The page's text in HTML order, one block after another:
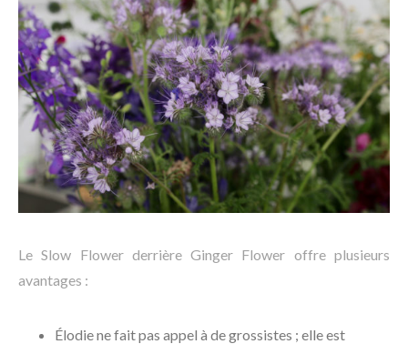
Le Slow Flower derrière Ginger Flower offre plusieurs
avantages :
Élodie ne fait pas appel à de grossistes ; elle est